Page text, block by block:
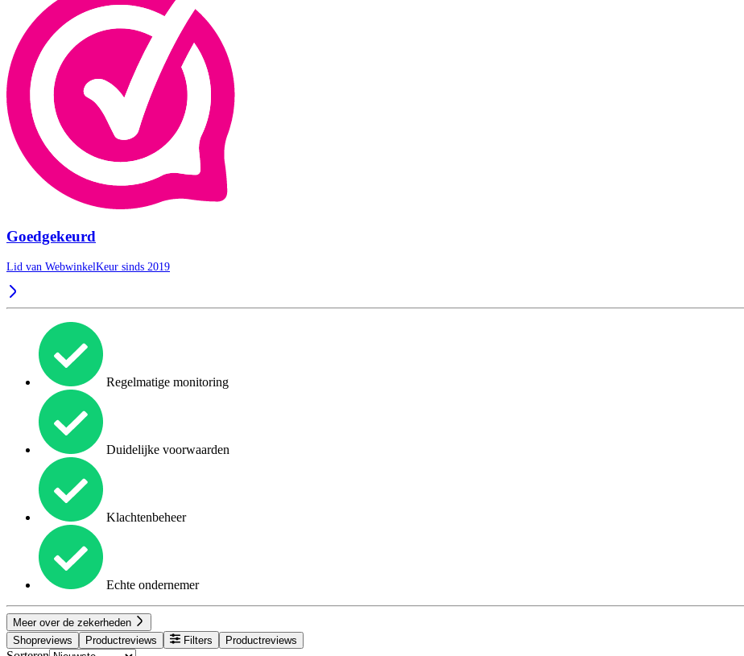
Goedgekeurd
Lid van WebwinkelKeur sinds 2019
Regelmatige monitoring
Duidelijke voorwaarden
Klachtenbeheer
Echte ondernemer
Meer over de zekerheden
Shopreviews
Productreviews Filters Productreviews